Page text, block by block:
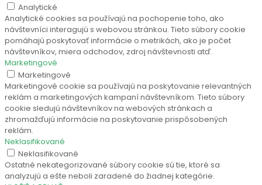
Analytické
Analytické cookies sa používajú na pochopenie toho, ako
návštevníci interagujú s webovou stránkou. Tieto súbory cookie
pomáhajú poskytovať informácie o metrikách, ako je počet
návštevníkov, miera odchodov, zdroj návštevnosti atď.
Marketingové
Marketingové
Marketingové cookie sa používajú na poskytovanie relevantných
reklám a marketingových kampaní návštevníkom. Tieto súbory
cookie sledujú návštevníkov na webových stránkach a
zhromažďujú informácie na poskytovanie prispôsobených
reklám.
Neklasifikované
Neklasifikované
Ostatné nekategorizované súbory cookie sú tie, ktoré sa
analyzujú a ešte neboli zaradené do žiadnej kategórie.